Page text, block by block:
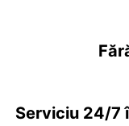
Serviciu 24/7